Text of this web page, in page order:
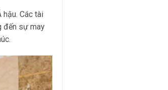
hậu. Các tài
đến sự may